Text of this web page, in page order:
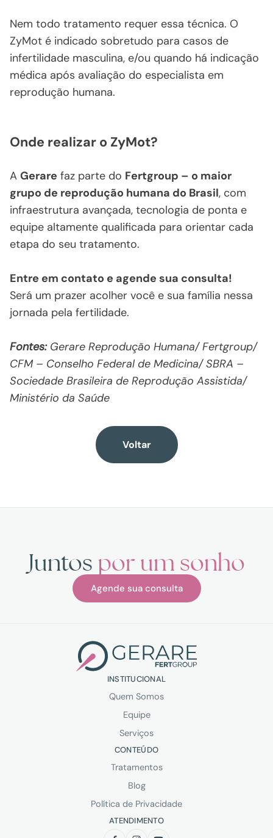
Nem todo tratamento requer essa técnica. O
ZyMot é indicado sobretudo para casos de
infertilidade masculina, e/ou quando há indicação
médica após avaliação do especialista em
reprodução humana.
Onde realizar o ZyMot?
A Gerare faz parte do Fertgroup – o maior
grupo de reprodução humana do Brasil, com
infraestrutura avançada, tecnologia de ponta e
equipe altamente qualificada para orientar cada
etapa do seu tratamento.
Entre em contato e agende sua consulta!
Será um prazer acolher você e sua família nessa
jornada pela fertilidade.
Fontes: Gerare Reprodução Humana/ Fertgroup/
CFM – Conselho Federal de Medicina/ SBRA –
Sociedade Brasileira de Reprodução Assistida/
Ministério da Saúde
Voltar
Juntos por um sonho
Agende sua consulta
INSTITUCIONAL
Quem Somos
Equipe
Serviços
CONTEÚDO
Tratamentos
Blog
Política de Privacidade
ATENDIMENTO